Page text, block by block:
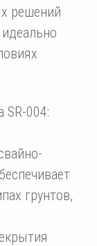
решений
SR-004:
грунтов,